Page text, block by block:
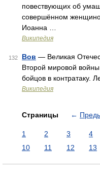
повествующих об
совершённом
Иоанна …
Википедия
132 Вов — Великая
Второй мировой
бойцов в контратаку.
Википедия
Страницы ←
1 2 3 4
10
11 12 13